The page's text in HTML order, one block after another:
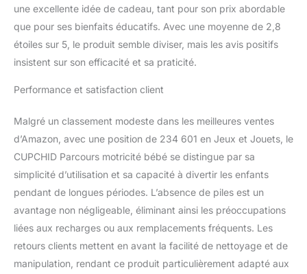
x 40l x 25H cm. Charge
max. recommandée : 60
une excellente idée de cadeau, tant pour son prix abordable
que pour ses bienfaits éducatifs. Avec une moyenne de 2,8
étoiles sur 5, le produit semble diviser, mais les avis positifs
insistent sur son efficacité et sa praticité.
Performance et satisfaction client
Malgré un classement modeste dans les meilleures ventes
d’Amazon, avec une position de 234 601 en Jeux et Jouets, le
CUPCHID Parcours motricité bébé se distingue par sa
simplicité d’utilisation et sa capacité à divertir les enfants
pendant de longues périodes. L’absence de piles est un
avantage non négligeable, éliminant ainsi les préoccupations
liées aux recharges ou aux remplacements fréquents. Les
retours clients mettent en avant la facilité de nettoyage et de
manipulation, rendant ce produit particulièrement adapté aux